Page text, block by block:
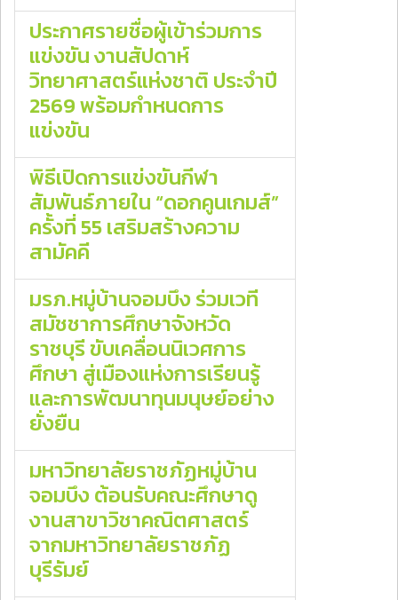
ประกาศรายชื่อผู้เข้าร่วมการ
แข่งขัน งานสัปดาห์
วิทยาศาสตร์แห่งชาติ ประจำปี
2569 พร้อมกำหนดการ
แข่งขัน
พิธีเปิดการแข่งขันกีฬา
สัมพันธ์ภายใน “ดอกคูนเกมส์”
ครั้งที่ 55 เสริมสร้างความ
สามัคคี
มรภ.หมู่บ้านจอมบึง ร่วมเวที
สมัชชาการศึกษาจังหวัด
ราชบุรี ขับเคลื่อนนิเวศการ
ศึกษา สู่เมืองแห่งการเรียนรู้
และการพัฒนาทุนมนุษย์อย่าง
ยั่งยืน
มหาวิทยาลัยราชภัฏหมู่บ้าน
จอมบึง ต้อนรับคณะศึกษาดู
งานสาขาวิชาคณิตศาสตร์
จากมหาวิทยาลัยราชภัฏ
บุรีรัมย์